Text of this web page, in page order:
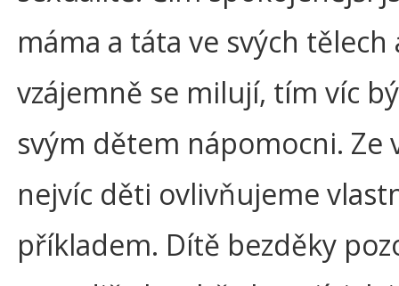
máma a táta ve svých tělech
vzájemně se milují, tím víc
svým dětem nápomocni. Ze
nejvíc děti ovlivňujeme
příkladem. Dítě bezděky